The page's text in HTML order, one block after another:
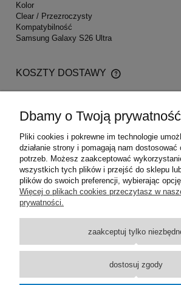
Kolor
Clear / Przezroczysty
Kompatybilność
Samsung Galaxy S26 Ultra
KOSZTY DOSTAWY
CENA NIE ZAWIERA EWENTUALNYCH
PŁATNOŚCI
Paczkomaty InPost
Odbiór osobisty w siedzibie firmy
Pomoc
Moje konto
Płatności i dostawa
Informacje
Dbamy o Twoją prywatność
Pliki cookies i pokrewne im technologie
działanie strony i pomagają nam dostosować
potrzeb. Możesz zaakceptować
wszystkich tych plików i przejść do sklepu
plików do swoich preferencji, wybierając
Więcej o plikach cookies przeczytasz w
prywatności.
zaakceptuj tylko
dostosuj zgody